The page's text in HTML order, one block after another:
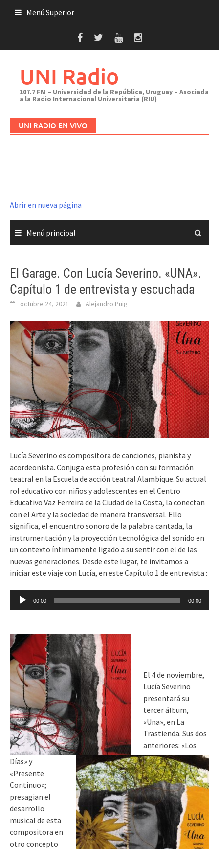
Menú Superior
UNI Radio
107.7 FM – Universidad de la República, Uruguay – Asociada
a la Radio Internacional Universitaria (RIU)
UNI RADIO EN VIVO
Abrir en nueva página
Menú principal
El Garage. Con Lucía Severino. «UNA».
Capítulo 1 de entrevista y escuchada
octubre 24, 2021 Alejandro Puig
Lucía Severino es compositora de canciones, pianista y
acordeonista. Conjuga esta profesión con su formación
teatral en la Escuela de acción teatral Alambique. Su actual
rol educativo con niños y adolescentes en el Centro
Educativo Vaz Ferreira de la Ciudad de la Costa, la conectan
con el Arte y la sociedad de manera transversal. Ello
significa, el encuentro sonoro de la palabra cantada, la
instrumentación y la proyección tecnológica del sonido en
un contexto íntimamente ligado a su sentir con el de las
nuevas generaciones. Desde este lugar, te invitamos a
iniciar este viaje con Lucía, en este Capítulo 1 de entrevista :
Reproductor
00:00 00:00
El 4 de noviembre,
Lucía Severino
presentará su
tercer álbum,
«Una», en La
Trastienda. Sus dos
anteriores: «Los
Días» y
«Presente
Continuo»;
presagian el
desarrollo
musical de esta
compositora en
otro concepto